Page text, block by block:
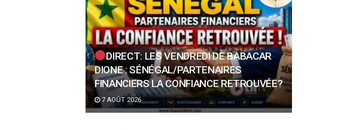
DIRECT: LES VENDREDI DE BABACAR
DIONE : SÉNÉGAL/PARTENAIRES
FINANCIERS LA CONFIANCE RETROUVÉE?
7 AOÛT 2026